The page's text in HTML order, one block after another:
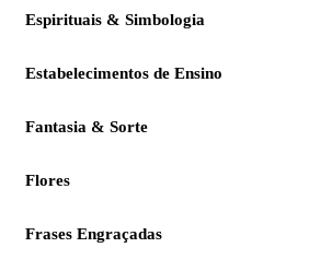
Espirituais & Simbologia
Estabelecimentos de Ensino
Fantasia & Sorte
Flores
Frases Engraçadas